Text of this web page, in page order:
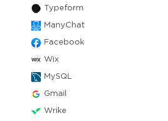
Typeform
ManyChat
Facebook
Wix
MySQL
Gmail
Wrike